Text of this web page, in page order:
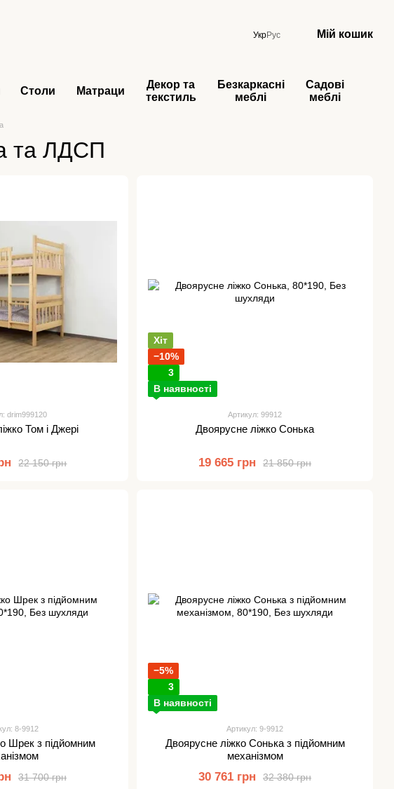
УкрРус Мій кошик
Столи Матраци
Декор та
текстиль
Безкаркасні
меблі
Садові
меблі
та ЛДСП
drim999120
Том і Джері
22 150 грн
Хіт
−10%
3
В наявності
Артикул: 99912
Двоярусне ліжко Сонька
21 850 грн
19 665 грн
8-9912
Шрек з підйомним
31 700 грн
−5%
3
В наявності
Артикул: 9-9912
Двоярусне ліжко Сонька з підйомним
механізмом
32 380 грн
30 761 грн